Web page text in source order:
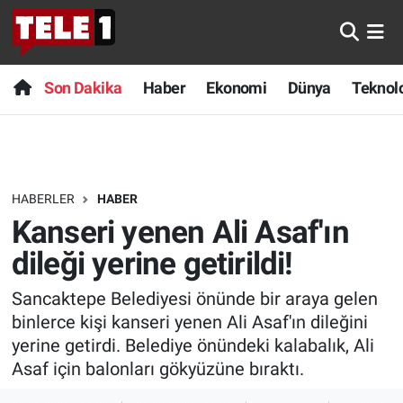
Son Dakika Haber Ekonomi Dünya
HABERLER HABER
Kanseri yenen Ali Asaf'ın
dileği yerine getirildi!
Sancaktepe Belediyesi önünde bir araya gelen
binlerce kişi kanseri yenen Ali Asaf'ın dileğini
yerine getirdi. Belediye önündeki kalabalık, Ali
Asaf için balonları gökyüzüne bıraktı.
Anında Manşet
Başka Sohbetler
Bilim turu
Bilim ve Teknoloji Evreni
Doğa Konuşuyor
Dünya
Son Dakika
Haber
Dünya
Teknoloji
Sağlık
Spor
Nöbetçi Eczaneler
Hava Durumu
Trafik Durumu
Süper Lig Puan Durumu ve Fikstür
Tüm Manşetler
Son Dakika Haberleri